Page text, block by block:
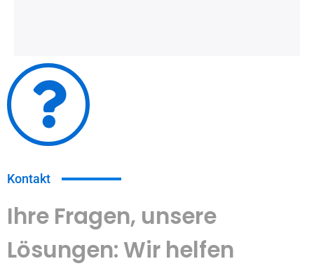
Kontakt
Ihre Fragen, unsere
Lösungen: Wir helfen